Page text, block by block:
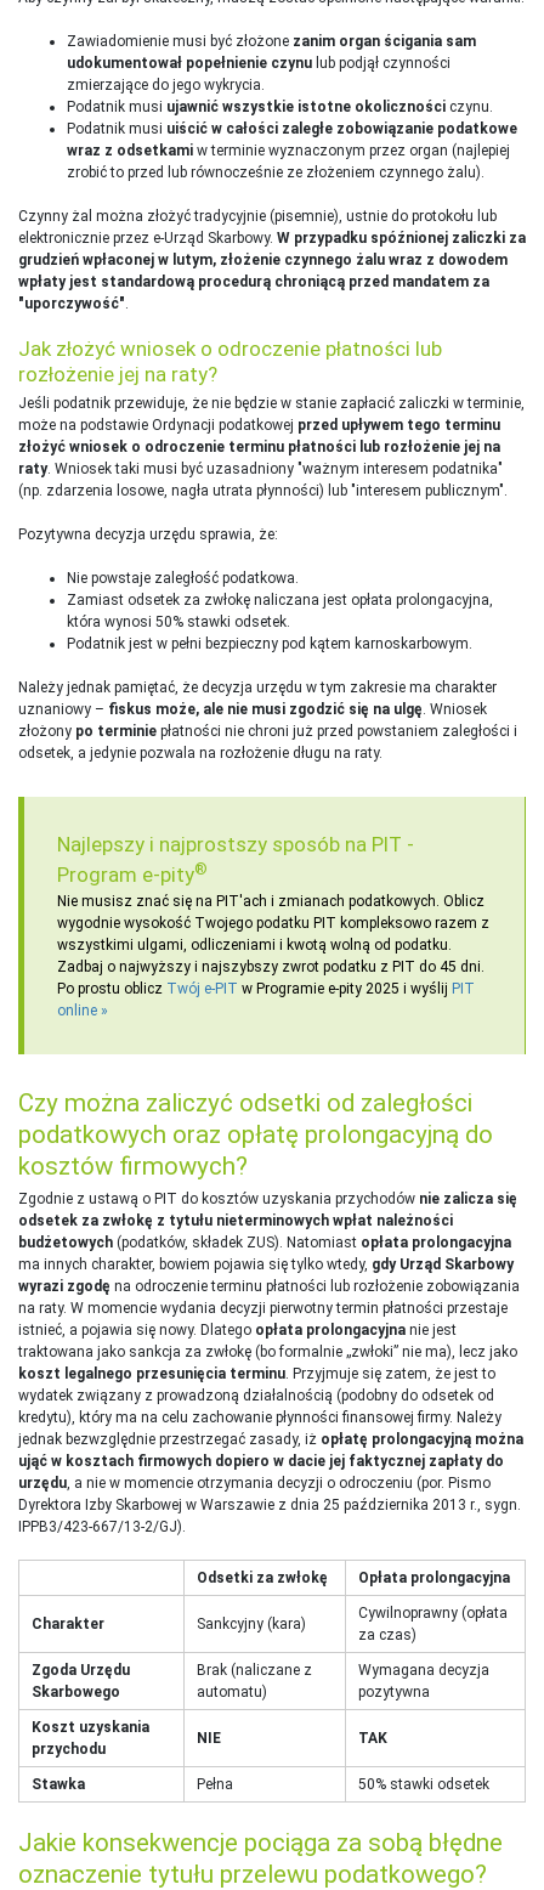
Zawiadomienie musi być złożone zanim organ ścigania sam
udokumentował popełnienie czynu lub podjął czynności
zmierzające do jego wykrycia.
Podatnik musi ujawnić wszystkie istotne okoliczności czynu.
Podatnik musi uiścić w całości zaległe zobowiązanie podatkowe
wraz z odsetkami w terminie wyznaczonym przez organ (najlepiej
zrobić to przed lub równocześnie ze złożeniem czynnego żalu).
Czynny żal można złożyć tradycyjnie (pisemnie), ustnie do protokołu lub
elektronicznie przez e-Urząd Skarbowy. W przypadku spóźnionej zaliczki za
grudzień wpłaconej w lutym, złożenie czynnego żalu wraz z dowodem
wpłaty jest standardową procedurą chroniącą przed mandatem za
"uporczywość"
Jak złożyć wniosek o odroczenie płatności lub
rozłożenie jej na raty?
Jeśli podatnik przewiduje, że nie będzie w stanie zapłacić zaliczki w terminie,
może na podstawie Ordynacji podatkowej przed upływem tego terminu
złożyć wniosek o odroczenie terminu płatności lub rozłożenie jej na
raty. Wniosek taki musi być uzasadniony "ważnym interesem podatnika"
(np. zdarzenia losowe, nagła utrata płynności) lub "interesem publicznym".
Pozytywna decyzja urzędu sprawia, że:
Nie powstaje zaległość podatkowa.
Zamiast odsetek za zwłokę naliczana jest opłata prolongacyjna,
która wynosi 50% stawki odsetek.
Podatnik jest w pełni bezpieczny pod kątem karnoskarbowym.
Należy jednak pamiętać, że decyzja urzędu w tym zakresie ma charakter
uznaniowy – fiskus może, ale nie musi zgodzić się na ulgę. Wniosek
złożony po terminie płatności nie chroni już przed powstaniem zaległości i
odsetek, a jedynie pozwala na rozłożenie długu na raty.
Najlepszy i najprostszy sposób na PIT -
Program e-pity®
Nie musisz znać się na PIT'ach i zmianach podatkowych. Oblicz
wygodnie wysokość Twojego podatku PIT kompleksowo razem z
wszystkimi ulgami, odliczeniami i kwotą wolną od podatku.
Zadbaj o najwyższy i najszybszy zwrot podatku z PIT do 45 dni.
Po prostu oblicz Twój e-PIT w Programie e-pity 2025 i wyślij PIT
online
Czy można zaliczyć odsetki od zaległości
podatkowych oraz opłatę prolongacyjną do
kosztów firmowych?
Zgodnie z ustawą o PIT do kosztów uzyskania przychodów nie zalicza się
odsetek za zwłokę z tytułu nieterminowych wpłat należności
budżetowych (podatków, składek ZUS). Natomiast opłata prolongacyjna
ma innych charakter, bowiem pojawia się tylko wtedy, gdy Urząd Skarbowy
wyrazi zgodę na odroczenie terminu płatności lub rozłożenie zobowiązania
na raty. W momencie wydania decyzji pierwotny termin płatności przestaje
istnieć, a pojawia się nowy. Dlatego opłata prolongacyjna nie jest
traktowana jako sankcja za zwłokę (bo formalnie „zwłoki” nie ma), lecz jako
koszt legalnego przesunięcia terminu. Przyjmuje się zatem, że jest to
wydatek związany z prowadzoną działalnością (podobny do odsetek od
kredytu), który ma na celu zachowanie płynności finansowej firmy. Należy
jednak bezwzględnie przestrzegać zasady, iż opłatę prolongacyjną można
ująć w kosztach firmowych dopiero w dacie jej faktycznej zapłaty do
urzędu, a nie w momencie otrzymania decyzji o odroczeniu (por. Pismo
Dyrektora Izby Skarbowej w Warszawie z dnia 25 października 2013 r., sygn.
IPPB3/423-667/13-2/GJ).
Odsetki za zwłokę Opłata prolongacyjna
Charakter Sankcyjny (kara)
Cywilnoprawny (opłata
za czas)
Zgoda Urzędu
Skarbowego
Brak (naliczane z
automatu)
Wymagana decyzja
pozytywna
Koszt uzyskania
przychodu
NIE TAK
Stawka Pełna 50% stawki odsetek
Jakie konsekwencje pociąga za sobą błędne
oznaczenie tytułu przelewu podatkowego?